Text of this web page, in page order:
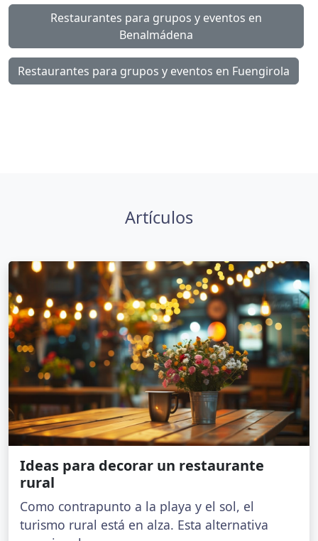
Restaurantes para grupos y eventos en
Benalmádena
Restaurantes para grupos y eventos en Fuengirola
Artículos
Ideas para decorar un restaurante
rural
Como contrapunto a la playa y el sol, el
turismo rural está en alza. Esta alternativa